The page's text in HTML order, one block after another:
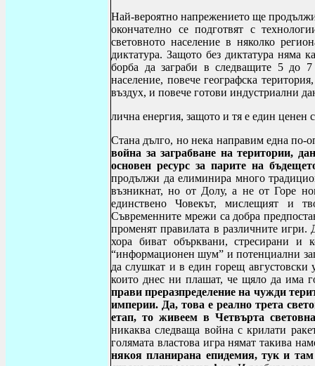
Най-вероятно напрежението ще
окончателно се подготвят с
световното население в няколко
диктатура. Защото без диктатура няма
борба да заграби в следващите 5 до
население, повече географска
въздух, и повече готови индустриални
лична енергия, защото и тя е един ценен
Стана дълго, но нека направим една по-
война за заграбване на територии,
основен ресурс за парите на
продължи да елиминира много
възникнат, но от Долу, а не от Горе
единствено Човекът, мислещият и
Съвременните мрежи са добра
променят правилата в различните
хора биват обърквани, стресирани и
“информационен шум” и потенциални
да слушкат и в един горещ августовски
които днес ни плашат, че щяло да има
прави преразпределение на чужди
империи. Да, това е реално трета
етап, то живеем в Четвърта
никаква следваща война с крилати
голямата властова игра нямат такива
някоя планирана епидемия, тук и